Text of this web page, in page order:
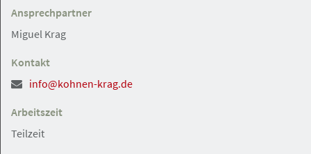
Ahrensburg / Hamburg
08.05.2026
Rechtsanwaltsfachangestellte und
Ansprechpartner
Miguel Krag
Kontakt
info@kohnen-krag.de
Arbeitszeit
Teilzeit